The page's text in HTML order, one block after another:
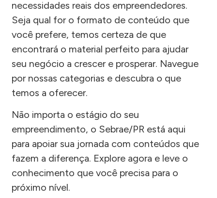
necessidades reais dos empreendedores.
Seja qual for o formato de conteúdo que
você prefere, temos certeza de que
encontrará o material perfeito para ajudar
seu negócio a crescer e prosperar. Navegue
por nossas categorias e descubra o que
temos a oferecer.
Não importa o estágio do seu
empreendimento, o Sebrae/PR está aqui
para apoiar sua jornada com conteúdos que
fazem a diferença. Explore agora e leve o
conhecimento que você precisa para o
próximo nível.